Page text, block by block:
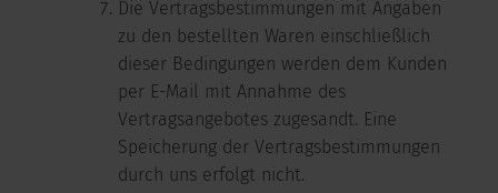
Die Vertragsbestimmungen mit Angaben
zu den bestellten Waren einschließlich
dieser Bedingungen werden dem Kunden
per E-Mail mit Annahme des
Vertragsangebotes zugesandt. Eine
Speicherung der Vertragsbestimmungen
durch uns erfolgt nicht.